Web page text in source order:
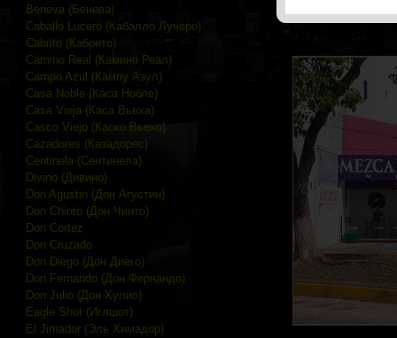
Beneva (Бенева)
Caballo Lucero (Кабалло Лучеро)
Cabrito (Кабрито)
Camino Real (Камино Реал)
Campo Azul (Кампу Азул)
Casa Noble (Каса Нобле)
Casa Vieja (Каса Вьеха)
Casco Viejo (Каско Вьехо)
Cazadores (Казадорес)
Centinela (Сентинела)
Divino (Дивино)
Don Agustin (Дон Агустин)
Don Chinto (Дон Чинто)
Don Cortez
Don Cruzado
Don Diego (Дон Диего)
Don Fernando (Дон Фернандо)
Don Julio (Дон Хулио)
Eagle Shot (Иглшот)
El Jimador (Эль Химадор)